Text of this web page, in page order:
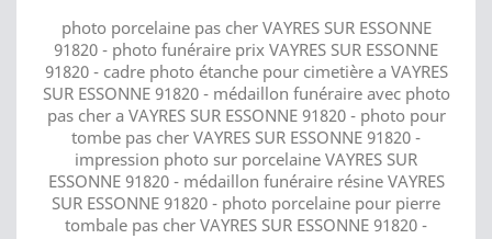
photo porcelaine pas cher VAYRES SUR ESSONNE
91820 - photo funéraire prix VAYRES SUR ESSONNE
91820 - cadre photo étanche pour cimetière a VAYRES
SUR ESSONNE 91820 - médaillon funéraire avec photo
pas cher a VAYRES SUR ESSONNE 91820 - photo pour
tombe pas cher VAYRES SUR ESSONNE 91820 -
impression photo sur porcelaine VAYRES SUR
ESSONNE 91820 - médaillon funéraire résine VAYRES
SUR ESSONNE 91820 - photo porcelaine pour pierre
tombale pas cher VAYRES SUR ESSONNE 91820 -